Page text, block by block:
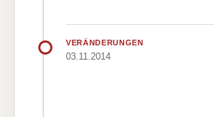
VERÄNDERUNGEN
03.11.2014